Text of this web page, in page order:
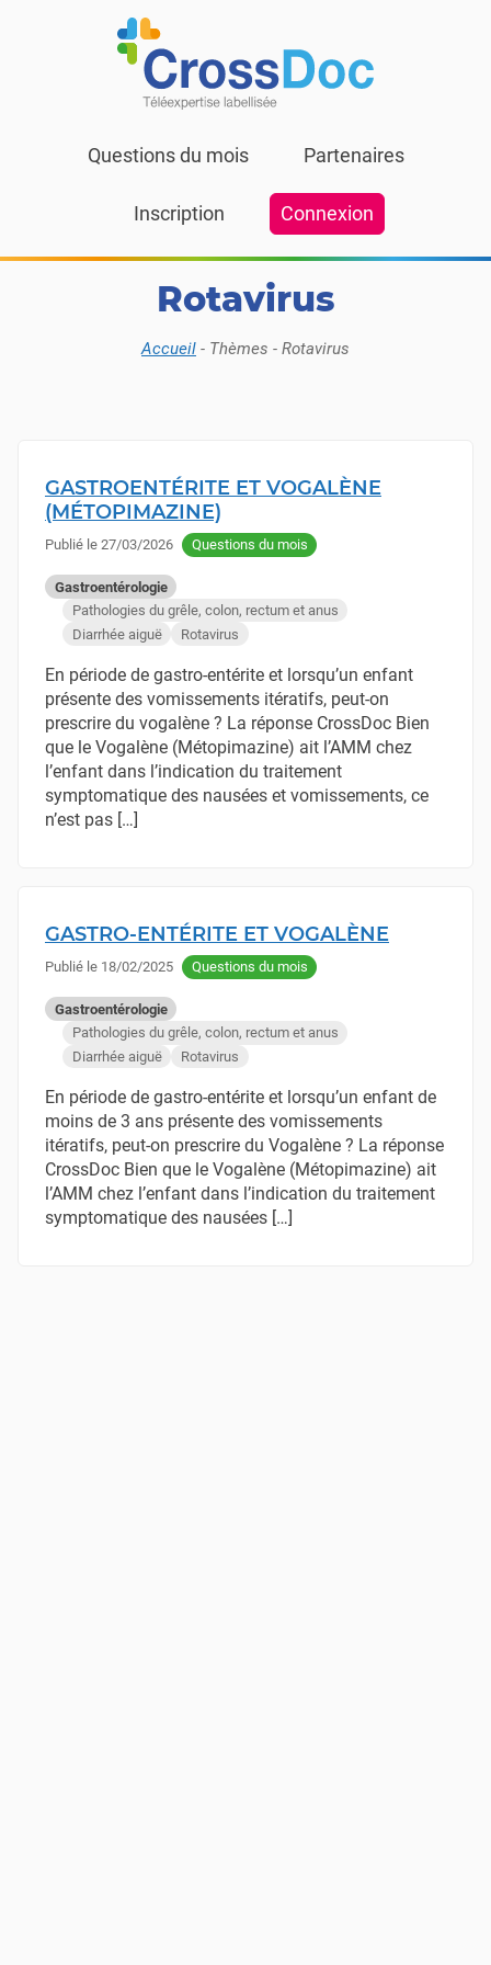
Questions du mois Partenaires
Inscription Connexion
Rotavirus
Accueil - Thèmes - Rotavirus
GASTROENTÉRITE ET VOGALÈNE
(MÉTOPIMAZINE)
Publié le 27/03/2026 Questions du mois
Gastroentérologie
Pathologies du grêle, colon, rectum et anus
Diarrhée aiguë
Rotavirus
En période de gastro-entérite et lorsqu’un enfant
présente des vomissements itératifs, peut-on
prescrire du vogalène ? La réponse CrossDoc Bien
que le Vogalène (Métopimazine) ait l’AMM chez
l’enfant dans l’indication du traitement
symptomatique des nausées et vomissements, ce
n’est pas […]
GASTRO-ENTÉRITE ET VOGALÈNE
Publié le 18/02/2025 Questions du mois
Gastroentérologie
Pathologies du grêle, colon, rectum et anus
Diarrhée aiguë
Rotavirus
En période de gastro-entérite et lorsqu’un enfant de
moins de 3 ans présente des vomissements
itératifs, peut-on prescrire du Vogalène ? La réponse
CrossDoc Bien que le Vogalène (Métopimazine) ait
l’AMM chez l’enfant dans l’indication du traitement
symptomatique des nausées […]